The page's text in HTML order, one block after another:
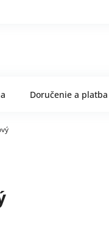
Doručenie a platba